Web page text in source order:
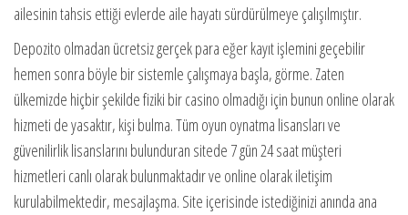
ailesinin tahsis ettiği evlerde aile hayatı sürdürülmeye çalışılmıştır.
Depozito olmadan ücretsiz gerçek para eğer kayıt işlemini geçebilir
hemen sonra böyle bir sistemle çalışmaya başla, görme. Zaten
ülkemizde hiçbir şekilde fiziki bir casino olmadığı için bunun online olarak
hizmeti de yasaktır, kişi bulma. Tüm oyun oynatma lisansları ve
güvenilirlik lisanslarını bulunduran sitede 7 gün 24 saat müşteri
hizmetleri canlı olarak bulunmaktadır ve online olarak iletişim
kurulabilmektedir, mesajlaşma. Site içerisinde istediğinizi anında ana